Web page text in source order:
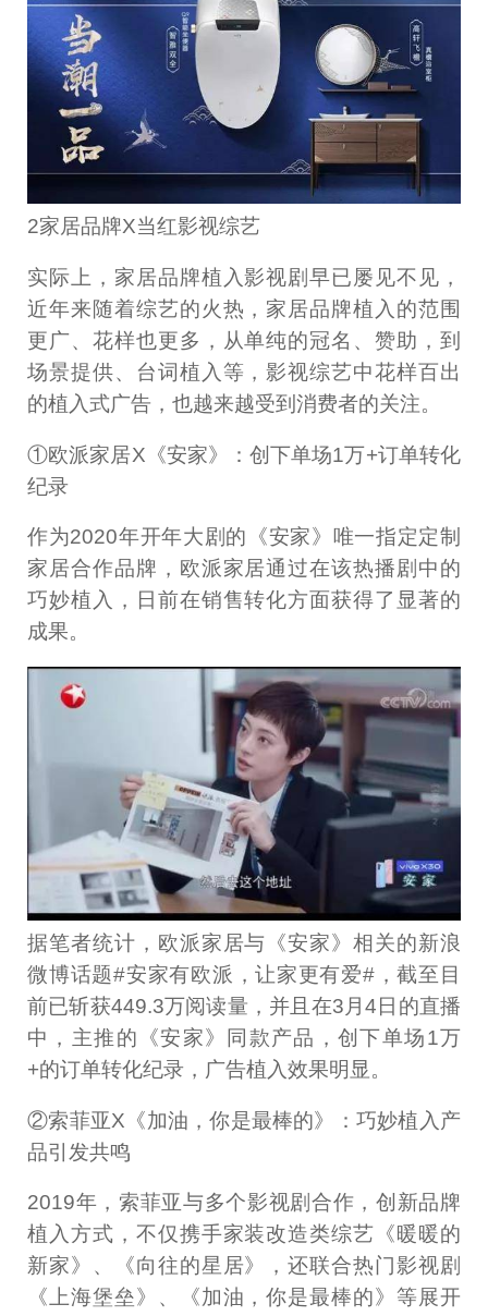
2家居品牌X当红影视综艺
实际上，家居品牌植入影视剧早已屡见不见，
近年来随着综艺的火热，家居品牌植入的范围
更广、花样也更多，从单纯的冠名、赞助，到
场景提供、台词植入等，影视综艺中花样百出
的植入式广告，也越来越受到消费者的关注。
①欧派家居X《安家》：创下单场1万+订单转化
纪录
作为2020年开年大剧的《安家》唯一指定定制
家居合作品牌，欧派家居通过在该热播剧中的
巧妙植入，日前在销售转化方面获得了显著的
成果。
据笔者统计，欧派家居与《安家》相关的新浪
微博话题#安家有欧派，让家更有爱#，截至目
前已斩获449.3万阅读量，并且在3月4日的直播
中，主推的《安家》同款产品，创下单场1万
+的订单转化纪录，广告植入效果明显。
②索菲亚X《加油，你是最棒的》：巧妙植入产
品引发共鸣
2019年，索菲亚与多个影视剧合作，创新品牌
植入方式，不仅携手家装改造类综艺《暖暖的
新家》、《向往的星居》，还联合热门影视剧
《上海堡垒》、《加油，你是最棒的》等展开